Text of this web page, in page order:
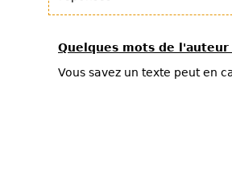
Quelques mots de l'auteur
Vous savez un texte peut en